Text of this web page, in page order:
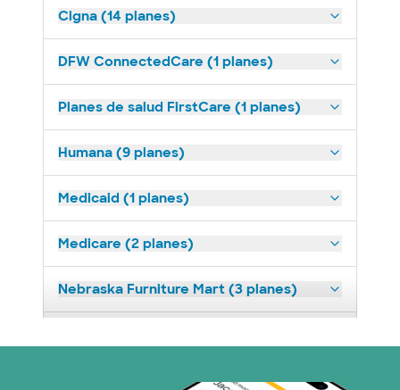
Cigna (14 planes)
DFW ConnectedCare (1 planes)
Planes de salud FirstCare (1 planes)
Humana (9 planes)
Medicaid (1 planes)
Medicare (2 planes)
Nebraska Furniture Mart (3 planes)
Plan de Salud Superior (19 planes)